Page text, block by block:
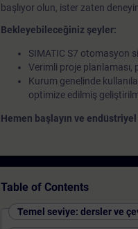
başlıyor olun, ister zaten
Bekleyebileceğiniz şeyler:
SIMATIC S7 otomasyon
Verimli proje planlaması,
Kurum genelinde
optimize edilmiş
Hemen başlayın ve
Table of Contents
Temel seviye: dersler ve